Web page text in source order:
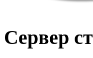
Сервер